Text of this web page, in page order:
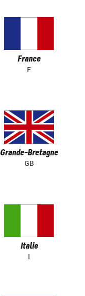
France
F
Grande-Bretagne
GB
Italie
I